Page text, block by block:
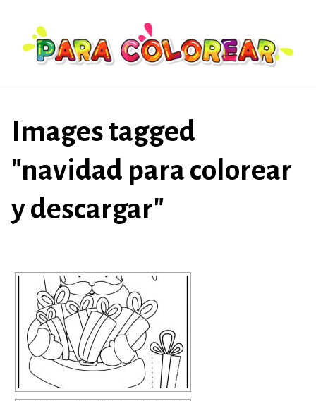
contenido
Images tagged
"navidad para colorear
y descargar"